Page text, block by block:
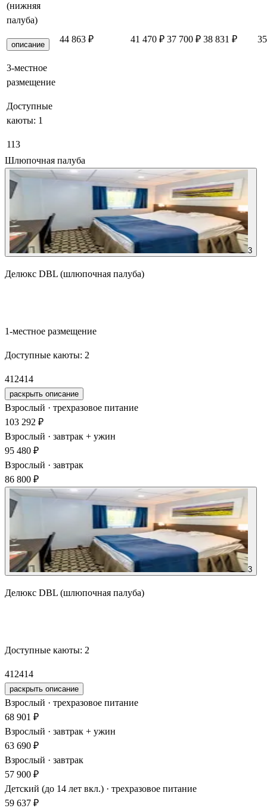
(нижняя
палуба)
описание
3-местное
размещение
Доступные
каюты: 1
113
44 863 ₽ 41 470 ₽ 37 700 ₽ 38 831 ₽
Шлюпочная палуба
3
Делюкс DBL (шлюпочная палуба)
1-местное размещение
Доступные каюты: 2
412414
раскрыть описание
Взрослый · трехразовое питание
103 292 ₽
Взрослый · завтрак + ужин
95 480 ₽
Взрослый · завтрак
86 800 ₽
3
Делюкс DBL (шлюпочная палуба)
Доступные каюты: 2
412414
раскрыть описание
Взрослый · трехразовое питание
68 901 ₽
Взрослый · завтрак + ужин
63 690 ₽
Взрослый · завтрак
57 900 ₽
Детский (до 14 лет вкл.) · трехразовое питание
59 637 ₽